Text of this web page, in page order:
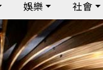
娛樂 社會